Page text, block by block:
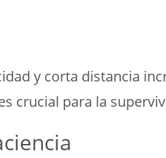
y corta distancia
crucial para la